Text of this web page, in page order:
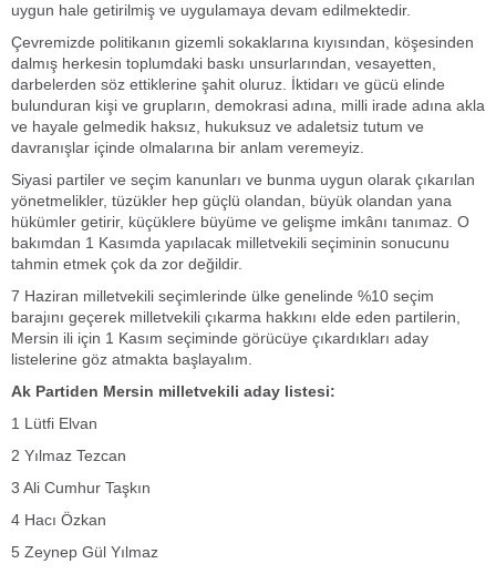
uygun hale getirilmiş ve uygulamaya devam edilmektedir.
Çevremizde politikanın gizemli sokaklarına kıyısından, köşesinden
dalmış herkesin toplumdaki baskı unsurlarından, vesayetten,
darbelerden söz ettiklerine şahit oluruz. İktidarı ve gücü elinde
bulunduran kişi ve grupların, demokrasi adına, milli irade adına akla
ve hayale gelmedik haksız, hukuksuz ve adaletsiz tutum ve
davranışlar içinde olmalarına bir anlam veremeyiz.
Siyasi partiler ve seçim kanunları ve bunma uygun olarak çıkarılan
yönetmelikler, tüzükler hep güçlü olandan, büyük olandan yana
hükümler getirir, küçüklere büyüme ve gelişme imkânı tanımaz. O
bakımdan 1 Kasımda yapılacak milletvekili seçiminin sonucunu
tahmin etmek çok da zor değildir.
7 Haziran milletvekili seçimlerinde ülke genelinde %10 seçim
barajını geçerek milletvekili çıkarma hakkını elde eden partilerin,
Mersin ili için 1 Kasım seçiminde görücüye çıkardıkları aday
listelerine göz atmakta başlayalım.
Ak Partiden Mersin milletvekili aday listesi:
1 Lütfi Elvan
2 Yılmaz Tezcan
3 Ali Cumhur Taşkın
4 Hacı Özkan
5 Zeynep Gül Yılmaz